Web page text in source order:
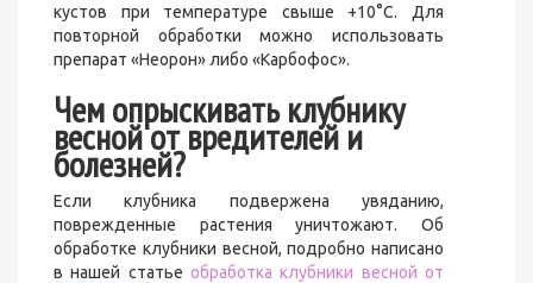
кустов при температуре свыше +10°С. Для
повторной обработки можно использовать
препарат «Неорон» либо «Карбофос».
Чем опрыскивать клубнику
весной от вредителей и
болезней?
Если клубника подвержена увяданию,
поврежденные растения уничтожают. Об
обработке клубники весной, подробно написано
в нашей статье обработка клубники весной от